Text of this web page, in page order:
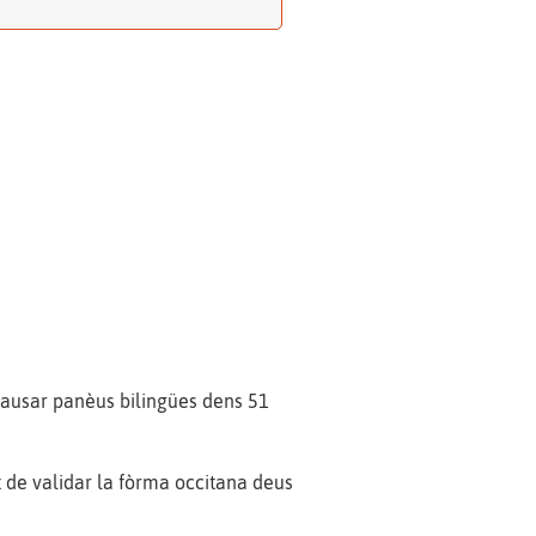
panèus bilingües dens 51
de validar la fòrma occitana deus